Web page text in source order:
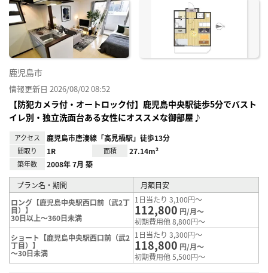
鹿児島市
情報更新日 2026/08/02 08:52
【防犯カメラ付・オートロック付】鹿児島中央駅徒歩5分でバスト
イレ別・独立洗面台ある女性にオススメな御部屋♪
アクセス 鹿児島市唐湊線「高見橋駅」徒歩13分
間取り 1R 面積 27.14m²
築年数 2008年 7月 築
プラン名・期間
月額目安
ロング【鹿児島中央駅西口前（武2丁
目）】
30日以上～360日未満
1日当たり 3,100円～
112,800 円/月～
初期費用他 8,800円～
ショート【鹿児島中央駅西口前（武2
丁目）】
～30日未満
1日当たり 3,300円～
118,800 円/月～
初期費用他 5,500円～